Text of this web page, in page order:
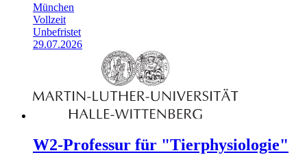
München
Vollzeit
Unbefristet
29.07.2026
W2-Professur für "Tierphysiologie"